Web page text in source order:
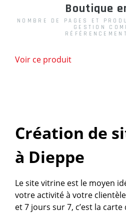
Boutique
NOMBRE DE PAGES ET
GESTION
Voir ce produit
Création de
à Dieppe
Le site vitrine est le moyen
votre activité à votre
et 7 jours sur 7, c’est la